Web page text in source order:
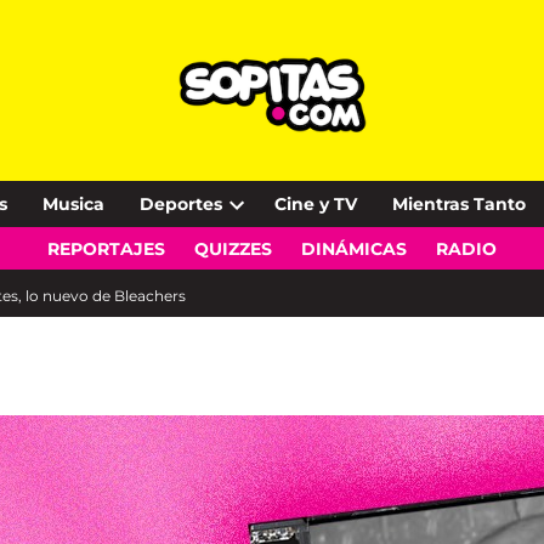
Musica Deportes
Open
dropdown
Cine y TV Mientras Tanto
REPORTAJES QUIZZES DINÁMICAS RADIO
lo nuevo de Bleachers